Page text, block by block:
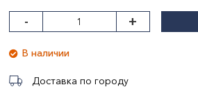
- +
В наличии
Доставка по городу